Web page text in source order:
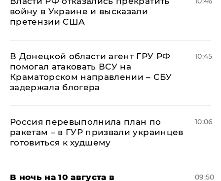
войну в Украине и высказали
претензии США
В Донецкой области агент ГРУ РФ
помогал атаковать ВСУ на
Краматорском направлении – СБУ
задержала блогера
10:45
Россия перевыполнила план по
ракетам – в ГУР призвали украинцев
готовиться к худшему
10:06
В ночь на 10 августа в
09:50